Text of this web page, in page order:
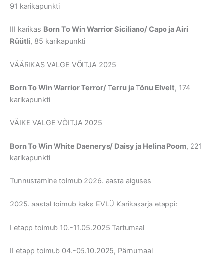
91 karikapunkti
III karikas Born To Win Warrior Siciliano/ Capo ja Airi
Rüütli, 85 karikapunkti
VÄÄRIKAS VALGE VÕITJA 2025
Born To Win Warrior Terror/ Terru ja Tõnu Elvelt, 174
karikapunkti
VÄIKE VALGE VÕITJA 2025
Born To Win White Daenerys/ Daisy ja Helina Poom, 221
karikapunkti
Tunnustamine toimub 2026. aasta alguses
2025. aastal toimub kaks EVLÜ Karikasarja etappi:
I etapp toimub 10.-11.05.2025 Tartumaal
II etapp toimub 04.-05.10.2025, Pärnumaal